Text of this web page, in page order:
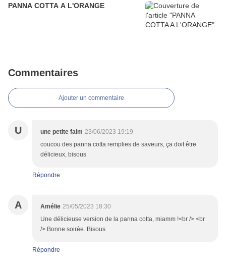
PANNA COTTA A L'ORANGE
Commentaires
Ajouter un commentaire
U une petite faim 23/06/2023 19:19
coucou des panna cotta remplies de saveurs, ça doit être
délicieux, bisous
Répondre
A Amélie 25/05/2023 18:30
Une délicieuse version de la panna cotta, miamm !<br /> <br
/> Bonne soirée. Bisous
Répondre